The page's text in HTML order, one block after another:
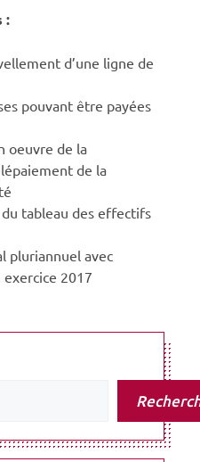
:
d’une ligne de
pouvant être payées
oeuvre de la
de la
tableau des effectifs
pluriannuel avec
exercice 2017